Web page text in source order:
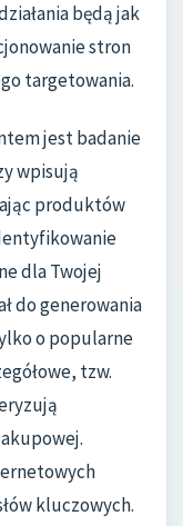
będą jak
stron
targetowania.
jest badanie
wpisują
produktów
dla Twojej
do generowania
o popularne
tzw.
kluczowych.